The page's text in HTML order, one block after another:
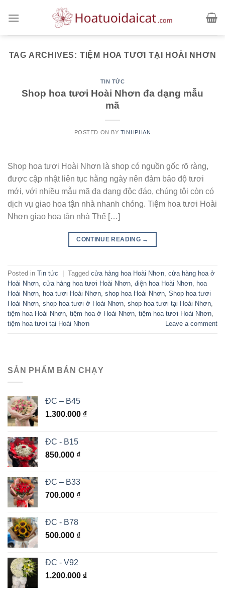
TAG ARCHIVES: TIỆM HOA TƯƠI TẠI HOÀI NHƠN
TIN TỨC
Shop hoa tươi Hoài Nhơn đa dạng mẫu
mã
POSTED ON BY TINHPHAN
Shop hoa tươi Hoài Nhơn là shop có nguồn gốc rõ ràng,
được cập nhật liên tục hằng ngày nên đảm bảo độ tươi
mới, với nhiều mẫu mã đa dạng độc đáo, chúng tôi còn có
dịch vụ giao hoa tận nhà nhanh chóng. Tiệm hoa tươi Hoài
Nhơn giao hoa tận nhà Thế […]
CONTINUE READING →
Posted in Tin tức Tagged cửa hàng hoa Hoài Nhơn cửa hàng hoa ở
Hoài Nhơn cửa hàng hoa tươi Hoài Nhơn điện hoa Hoài Nhơn
hoa
Hoài Nhơn
hoa tươi Hoài Nhơn shop hoa Hoài Nhơn Shop hoa tươi
Hoài Nhơn shop hoa tươi ở Hoài Nhơn shop hoa tươi tại Hoài Nhơn
tiệm hoa Hoài Nhơn tiệm hoa ở Hoài Nhơn tiệm hoa tươi Hoài Nhơn
tiệm hoa tươi tại Hoài Nhơn
Leave a comment
SẢN PHẨM BÁN CHẠY
ĐC – B45
1.300.000 ₫
ĐC - B15
850.000 ₫
ĐC – B33
700.000 ₫
ĐC - B78
500.000 ₫
ĐC - V92
1.200.000 ₫